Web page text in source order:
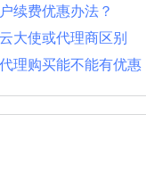
续费优惠办法？
大使或代理商区别
理购买能不能有优惠